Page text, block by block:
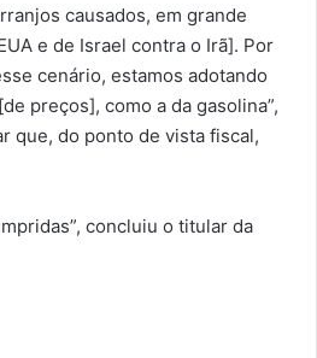
causados, em grande
e de Israel contra o Irã]. Por
cenário, estamos adotando
preços], como a da gasolina”,
que, do ponto de vista fiscal,
concluiu o titular da